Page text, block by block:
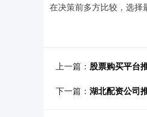
在决策前多方比较，选择
上一篇： 股票购买平台
下一篇： 湖北配资公司